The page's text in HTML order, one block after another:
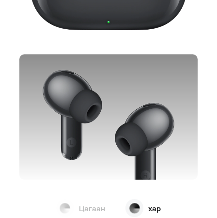
Цагаан хар